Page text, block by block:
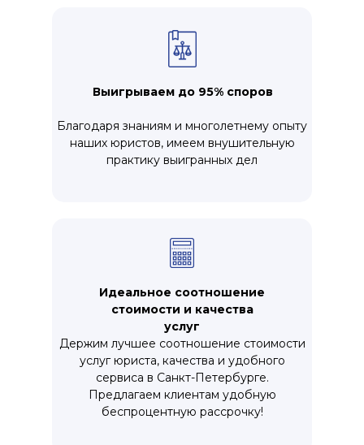
Благодаря знаниям и многолетнему опыту
наших юристов, имеем внушительную
практику выигранных дел
Выигрываем до 95% споров
Держим лучшее соотношение стоимости
услуг юриста, качества и удобного
сервиса в Санкт-Петербурге.
Предлагаем клиентам удобную
беспроцентную рассрочку!
Идеальное соотношение
стоимости и качества
услуг